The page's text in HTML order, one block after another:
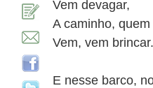
Vem devagar,
A caminho,
Vem, vem
E nesse barco,